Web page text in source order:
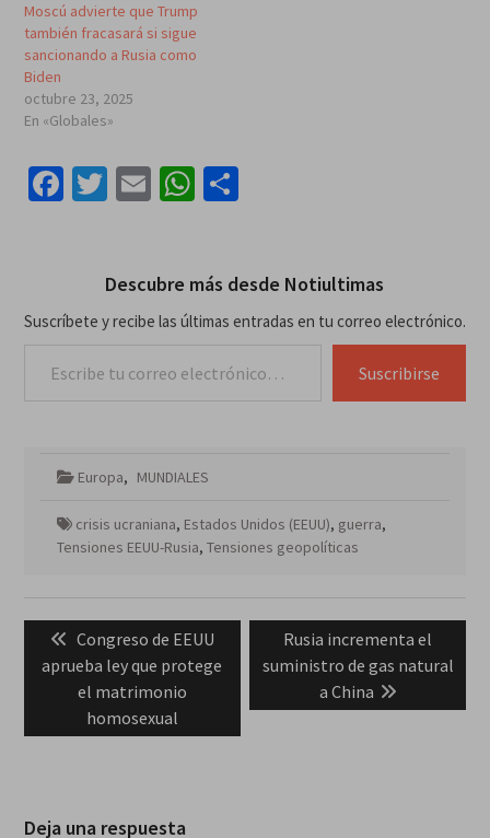
Moscú advierte que Trump
también fracasará si sigue
sancionando a Rusia como
Biden
octubre 23, 2025
En «Globales»
Facebook
Twitter
EmailWhatsApp
Compartir
Descubre más desde Notiultimas
Suscríbete y recibe las últimas entradas en tu correo electrónico.
Suscribirse
Europa, MUNDIALES
crisis ucraniana, Estados Unidos (EEUU), guerra,
Tensiones EEUU-Rusia, Tensiones geopolíticas
Navegación
entradas
Previous
post:
Congreso de EEUU
aprueba ley que protege
el matrimonio
homosexual
Next
post:
Rusia incrementa el
suministro de gas natural
a China
Deja una respuesta